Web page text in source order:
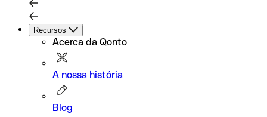
Recursos
Acerca da Qonto
A nossa história
Blog